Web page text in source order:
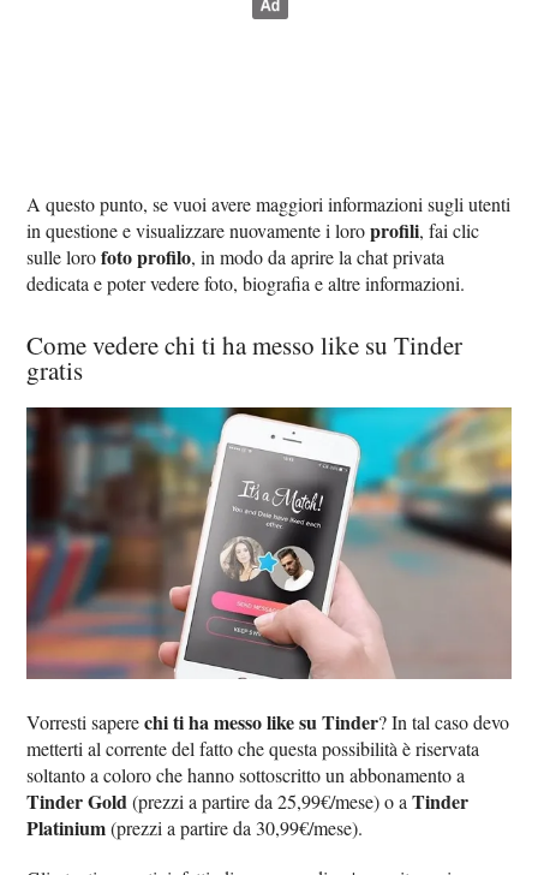
A questo punto, se vuoi avere maggiori informazioni sugli utenti
in questione e visualizzare nuovamente i loroprofili, fai clic
sulle lorofoto profilo, in modo da aprire la chat privata
dedicata e poter vedere foto, biografia e altre informazioni.
Come vedere chi ti ha messo like su Tinder
gratis
Vorresti saperechi ti ha messo like su Tinder? In tal caso devo
metterti al corrente del fatto che questa possibilità è riservata
soltanto a coloro che hanno sottoscritto un abbonamento a
Tinder Gold(prezzi a partire da 25,99€/mese) o aTinder
Platinium(prezzi a partire da 30,99€/mese).